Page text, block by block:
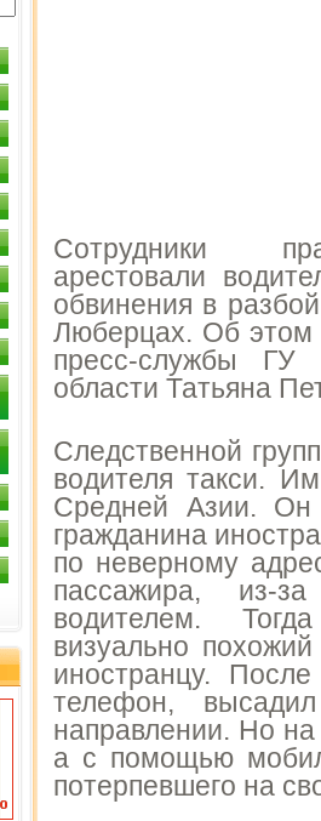
Сотрудники
арестовали
обвинения в
Люберцах. Об этом
пресс-службы
области Татьяна
Следственной
водителя такси.
Средней Азии. Он
гражданина
по неверному
пассажира, из-
водителем.
визуально
иностранцу.
телефон,
направлении. Но
а с помощью
потерпевшего на